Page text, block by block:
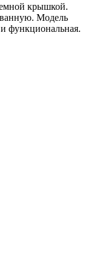
крышкой.
Модель
функциональная.